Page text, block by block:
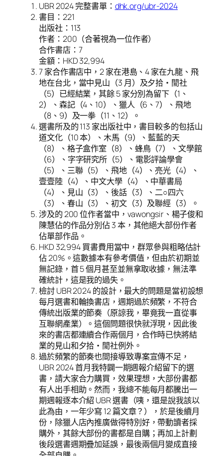
UBR 2024 完整書單： dhk.org/ubr-2024
書目：221
出版社：113
作者：200（合著視為一位作者）
合作書店：7
金額：HKD 32,994
7 家合作書店中，2 家在港島、4 家在九龍、飛
地在台北，當中見山（3 月）及夕拾・閒社
（5）已經結業，其餘 5 家分別為留下（1、
2）、森記（4、10）、獵人（6、7）、飛地
（8、9）及一拳（11、12）。
選書所及的 113 家出版社中，書目較多的包括山
道文化（10 本）、木馬（9）、藍藍的天
（8）、格子盒作室（8）、蜂鳥（7）、文學館
（6）、字字研究所（5）、電影評論學會
（5）、三聯（5）、飛地（4）、亮光（4）、
壹壹陸（4）、中文大學（4）、中華書局
（4）、見山（3）、後話（3）、二○四六
（3）、春山（3）、初文（3）及聯經（3）。
涉及的 200 位作者當中，vawongsir、楊子俊和
陳慧佔的作品分別佔 3 本，其他絕大部份作者
佔單部作品。
HKD 32,994 買書費用當中，群眾參與粗略估計
佔 20%。這數據本有參考價值，但由於初期並
無記錄，首 5 個月甚至並無拿取收據，無法準
確統計，這是我的過失。
檢討 UBR 2024 的設計，最大的問題是當初設想
每月選書和輪換書店，週期過於頻繁，不符合
傳統出版業的節奏（原諒我，畢竟我一直從事
互聯網產業）。這個問題很快就浮現，因此後
來的書店都連續合作兩個月，合作時已快將結
業的見山和夕拾・閒社例外。
過於頻繁的節奏也間接導致專案宣傳不足，
UBR 2024 首月我特闢一期週報介紹留下的選
書，請大家合力購買，效果理想，大部份書都
有人出手相助。然而，我總不能每月都騰出一
期週報逐本介紹 UBR 選書（咦，還是說我該以
此為由，一年少寫 12 篇文章？），於是後續月
份，除獵人店內推廣做得特別好，帶動讀者採
購外，其餘大部份的書都是自購；再加上計劃
後段選書週期疊加延誤，最後兩個月變成直接